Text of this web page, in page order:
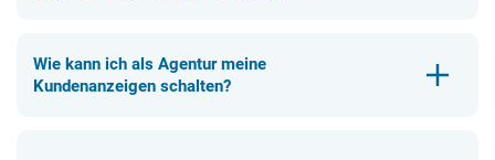
Wie kann ich als Agentur meine
Kundenanzeigen schalten?